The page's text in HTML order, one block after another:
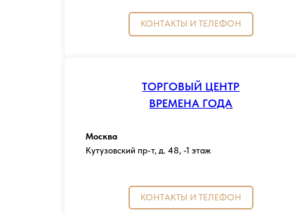
КОНТАКТЫ И ТЕЛЕФОН
ТОРГОВЫЙ ЦЕНТР
ВРЕМЕНА ГОДА
Москва
Кутузовский пр-т, д. 48, -1 этаж
КОНТАКТЫ И ТЕЛЕФОН